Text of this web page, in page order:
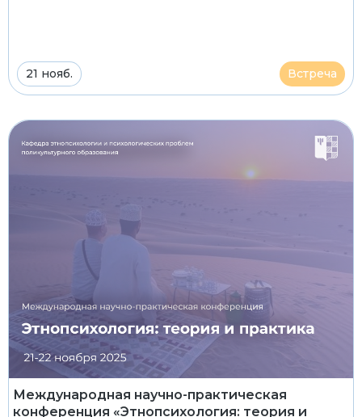
21 нояб. Встреча
Международная научно-практическая
конференция «Этнопсихология: теория и